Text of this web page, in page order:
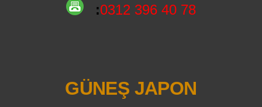
:0312 396 40 78
GÜNEŞ JAPON